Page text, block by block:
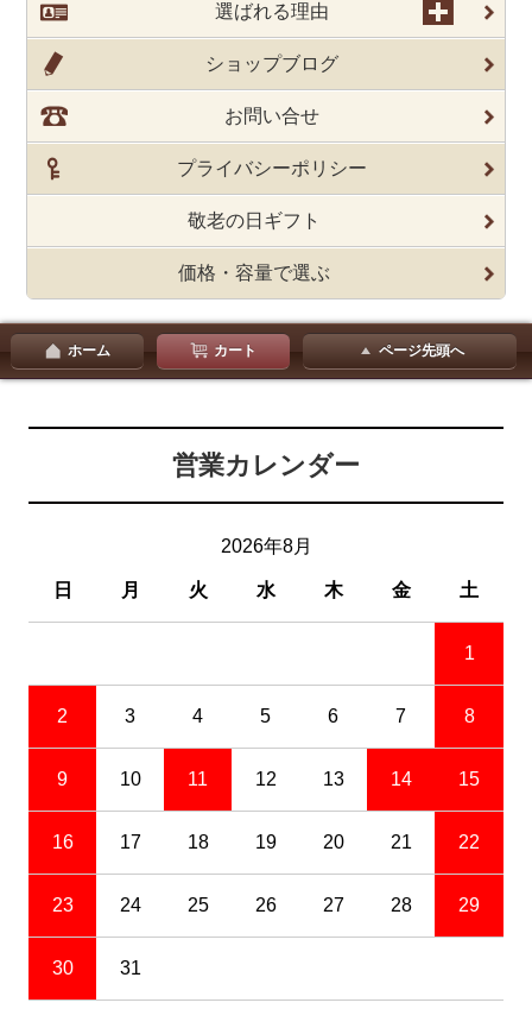
選ばれる理由
ショップブログ
お問い合せ
プライバシーポリシー
敬老の日ギフト
価格・容量で選ぶ
ホーム カート ページ先頭へ
営業カレンダー
2026年8月
日 月 火 水 木 金 土
1
2 3 4 5 6 7 8
9 10 11 12 13 14 15
16 17 18 19 20 21 22
23 24 25 26 27 28 29
30 31